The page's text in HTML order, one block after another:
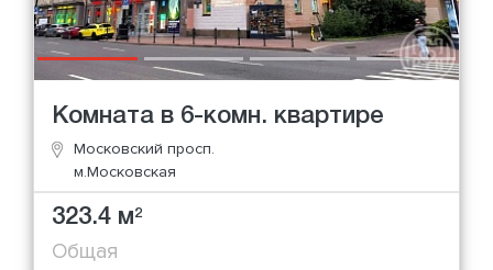
Комната в 6-комн. квартире
Московский просп.
м.Московская
323.4 м2
Общая